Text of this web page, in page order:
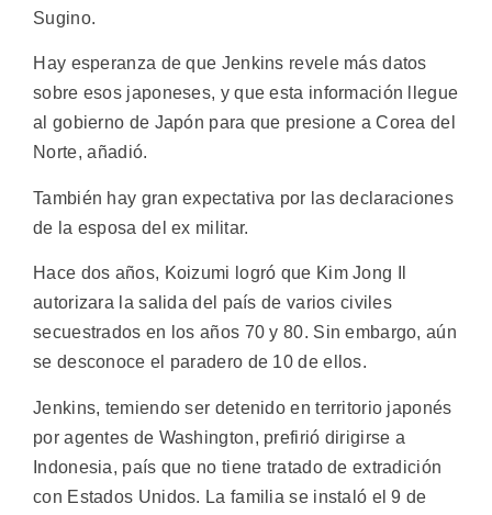
Sugino.
Hay esperanza de que Jenkins revele más datos
sobre esos japoneses, y que esta información llegue
al gobierno de Japón para que presione a Corea del
Norte, añadió.
También hay gran expectativa por las declaraciones
de la esposa del ex militar.
Hace dos años, Koizumi logró que Kim Jong Il
autorizara la salida del país de varios civiles
secuestrados en los años 70 y 80. Sin embargo, aún
se desconoce el paradero de 10 de ellos.
Jenkins, temiendo ser detenido en territorio japonés
por agentes de Washington, prefirió dirigirse a
Indonesia, país que no tiene tratado de extradición
con Estados Unidos. La familia se instaló el 9 de